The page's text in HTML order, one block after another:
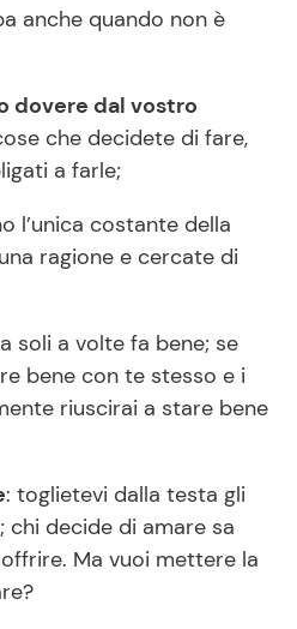
anche quando non è
dovere dal vostro
che decidete di fare,
a farle;
l’unica costante della
ragione e cercate di
soli a volte fa bene; se
bene con te stesso e i
riuscirai a stare bene
: toglietevi dalla testa gli
decide di amare sa
Ma vuoi mettere la